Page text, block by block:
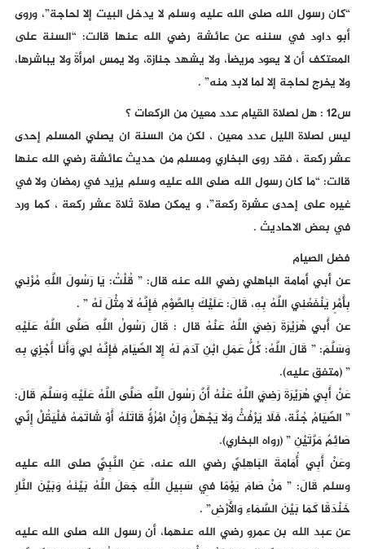
“كان رسول الله صلى الله عليه وسلم لا يدخل البيت إلا لحاجة”، وروى
أبو داود في سننه عن عائشة رضي الله عنها قالت: “السنة على
المعتكف أن لا يعود مريضاً، ولا يشهد جنازة، ولا يمس امرأةً ولا يباشرها،
ولا يخرج لحاجة إلا لما لابد منه” .
س12 : هل لصلاة القيام عدد معين من الركعات ؟
ليس لصلاة الليل عدد معين ، لكن من السنة ان يصلي المسلم إحدى
عشر ركعة ، فقد روى البخاري ومسلم من حديث عائشة رضي الله عنها
قالت: “ما كان رسول الله صلى الله عليه وسلم يزيد في رمضان ولا في
غيره على إحدى عشرة ركعة”، و يمكن صلاة ثلاة عشر ركعة ، كما ورد
في بعض الاحاديث .
فضل الصيام
عن أبي أمامة الباهلي رضي الله عنه قال: ” قُلْتُ: يَا رَسُولَ اللَّهِ مُرْنِي
بِأَمْرٍ يَنْفَعُنِي اللَّهُ بِهِ، قَالَ: عَلَيْكَ بِالصَّوْمِ فَإِنَّهُ لَا مِثْلَ لَهُ ” .
عن أَبي هُرَيْرَةَ رَضِيَ اللَّهُ عَنْهُ قال : قَالَ رَسُولُ اللَّهِ صَلَّى اللَّهُ عَلَيْهِ
وَسَلَّمَ: ” قَالَ اللَّهُ: كُلُّ عَمَلِ ابْنِ آدَمَ لَهُ إِلا الصِّيَامَ فَإِنَّهُ لِي وَأَنَا أَجْزِي بِهِ
” (متفق عليه).
عَنْ أَبِي هُرَيْرَةَ رَضِيَ اللَّهُ عَنْهُ أَنَّ رَسُولَ اللَّهِ صَلَّى اللَّهُ عَلَيْهِ وَسَلَّمَ قَالَ:
” الصِّيَامُ جُنَّة، فَلَا يَرْفُثْ وَلَا يَجْهَلْ وَإِنْ امْرُؤٌ قَاتَلَهُ أَوْ شَاتَمَهُ فَلْيَقُلْ إِنِّي
صَائِمٌ مَرَّتَيْنِ ” (رواه البخاري).
وعَنْ أَبِي أُمَامَةَ البَاهِلِيِّ رضي الله عنه، عَنِ النَّبِيِّ صلى الله عليه
وسلم قَالَ: ” مَنْ صَامَ يَوْمًا فِي سَبِيلِ اللَّهِ جَعَلَ اللَّهُ بَيْنَهُ وَبَيْنَ النَّارِ
خَنْدَقًا كَمَا بَيْنَ السَّمَاءِ وَالأَرْضِ” .
عن عبد الله بن عمرو رضي الله عنهما، أن رسول الله صلى الله عليه